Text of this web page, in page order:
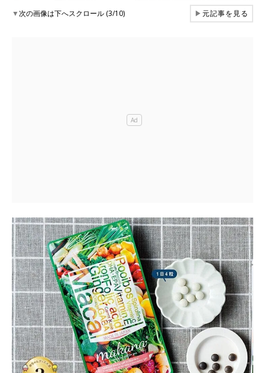
▼次の画像は下へスクロール (3/10) ▶元記事を見る